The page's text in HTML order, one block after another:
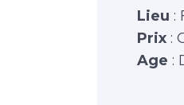
Lieu :
Prix :
Age :